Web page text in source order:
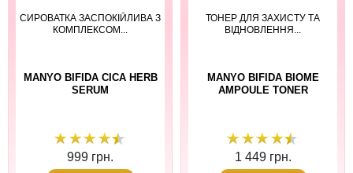
СИРОВАТКА ЗАСПОКІЙЛИВА З
КОМПЛЕКСОМ...
MANYO BIFIDA CICA HERB
SERUM
999 грн.
ТОНЕР ДЛЯ ЗАХИСТУ ТА
ВІДНОВЛЕННЯ...
MANYO BIFIDA BIOME
AMPOULE TONER
1 449 грн.